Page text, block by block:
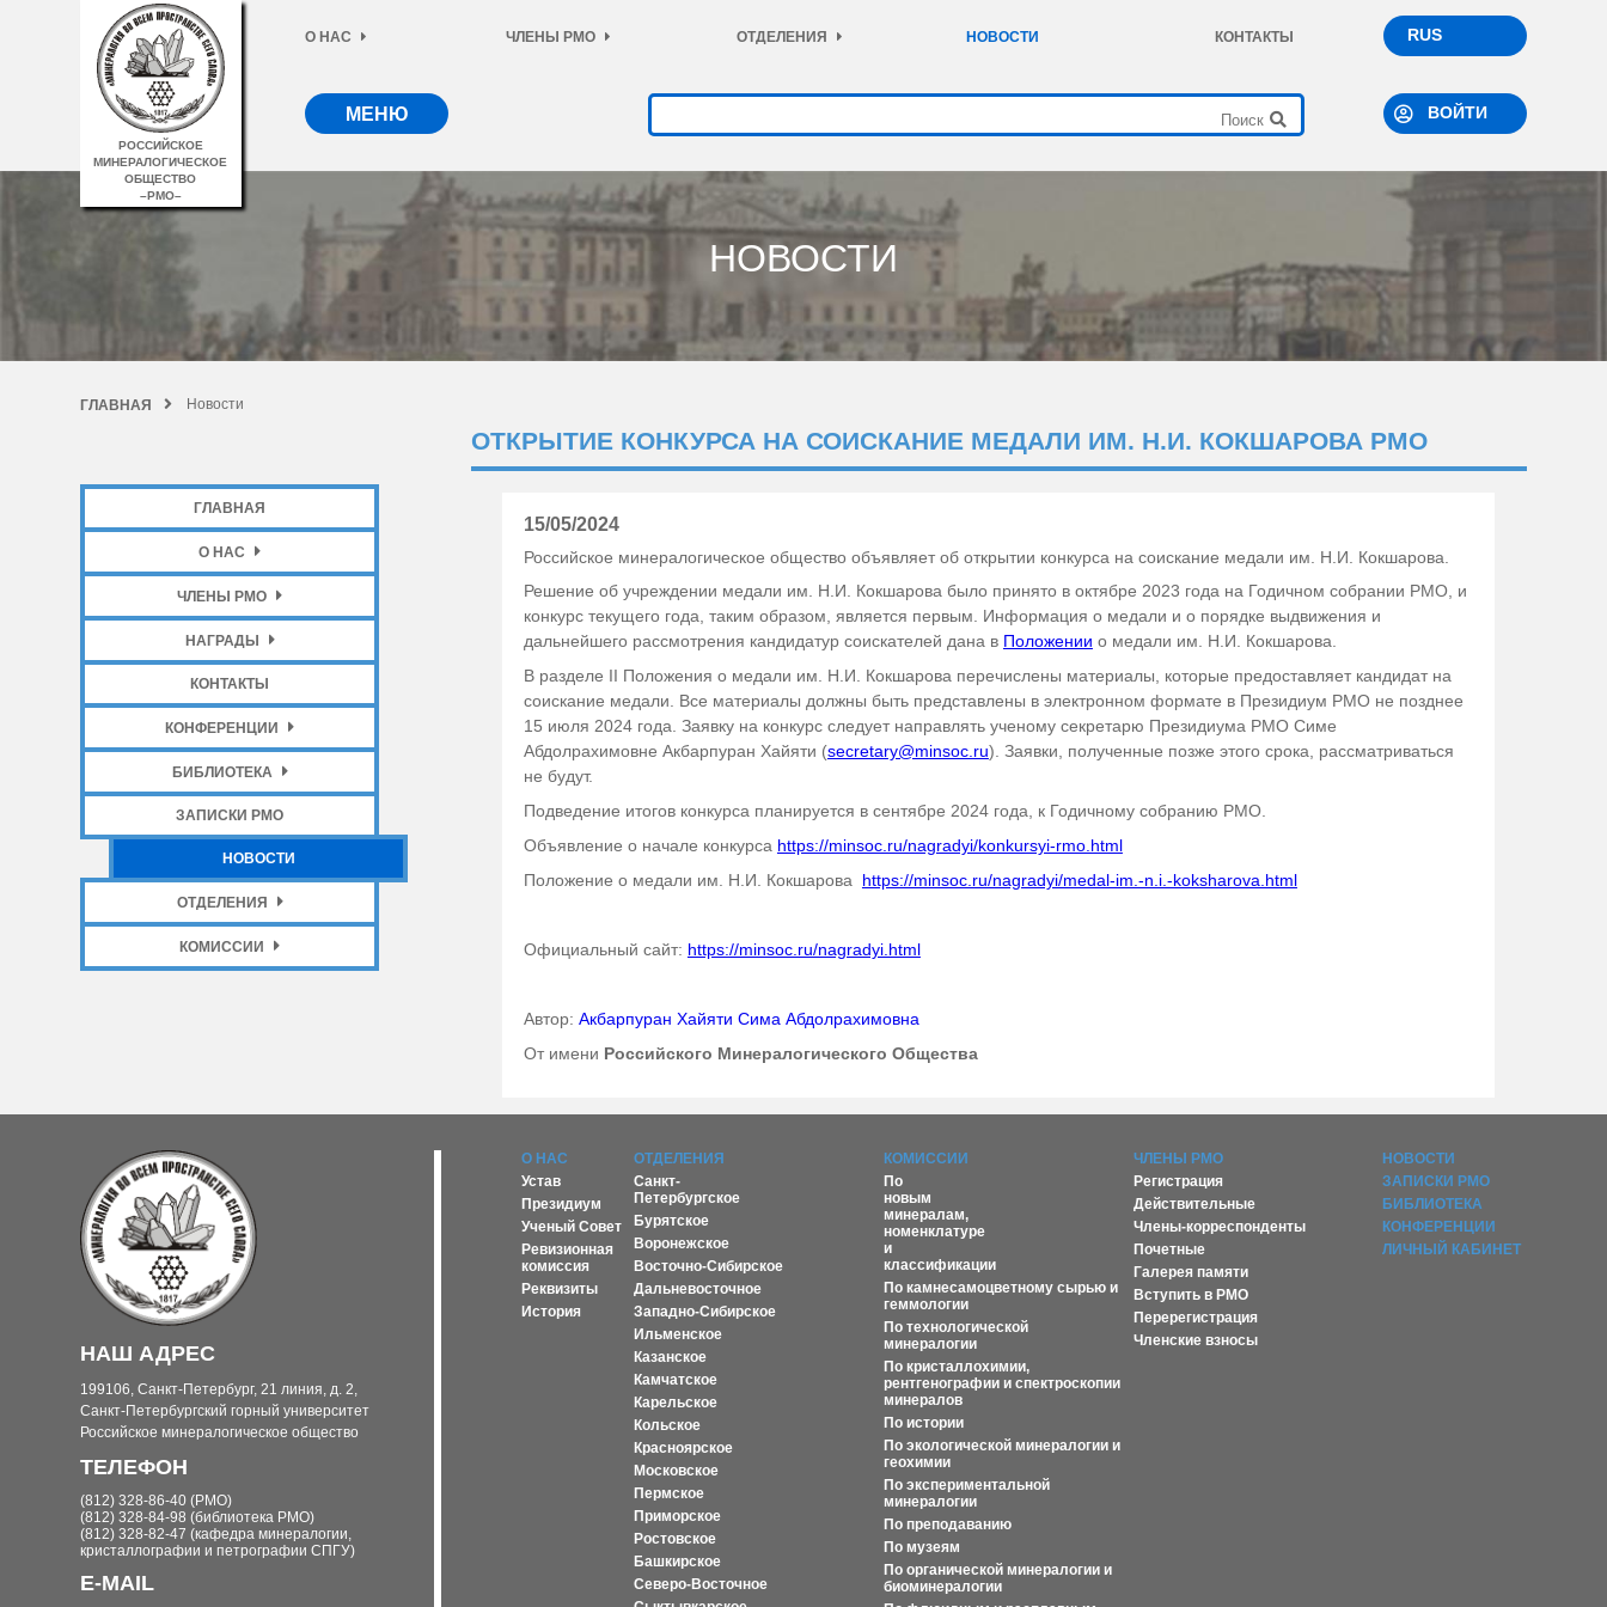
РОССИЙСКОЕ
МИНЕРАЛОГИЧЕСКОЕ
ОБЩЕСТВО
–РМО–
О НАС ЧЛЕНЫ РМО ОТДЕЛЕНИЯ НОВОСТИ КОНТАКТЫ RUS
МЕНЮ ВОЙТИ
НОВОСТИ
ГЛАВНАЯ Новости
ГЛАВНАЯ
О НАС
ЧЛЕНЫ РМО
НАГРАДЫ
КОНТАКТЫ
КОНФЕРЕНЦИИ
БИБЛИОТЕКА
ЗАПИСКИ РМО
НОВОСТИ
ОТДЕЛЕНИЯ
КОМИССИИ
ОТКРЫТИЕ КОНКУРСА НА СОИСКАНИЕ МЕДАЛИ ИМ. Н.И. КОКШАРОВА РМО
15/05/2024
Российское минералогическое общество объявляет об открытии конкурса на соискание медали им. Н.И. Кокшарова.
Решение об учреждении медали им. Н.И. Кокшарова было принято в октябре 2023 года на Годичном собрании РМО, и
конкурс текущего года, таким образом, является первым. Информация о медали и о порядке выдвижения и
дальнейшего рассмотрения кандидатур соискателей дана в Положении о медали им. Н.И. Кокшарова.
В разделе II Положения о медали им. Н.И. Кокшарова перечислены материалы, которые предоставляет кандидат на
соискание медали. Все материалы должны быть представлены в электронном формате в Президиум РМО не позднее
15 июля 2024 года. Заявку на конкурс следует направлять ученому секретарю Президиума РМО Симе
Абдолрахимовне Акбарпуран Хайяти (secretary@minsoc.ru). Заявки, полученные позже этого срока, рассматриваться
не будут.
Подведение итогов конкурса планируется в сентябре 2024 года, к Годичному собранию РМО.
Объявление о начале конкурса https://minsoc.ru/nagradyi/konkursyi-rmo.html
Положение о медали им. Н.И. Кокшарова https://minsoc.ru/nagradyi/medal-im.-n.i.-koksharova.html
Официальный сайт: https://minsoc.ru/nagradyi.html
Автор: Акбарпуран Хайяти Сима Абдолрахимовна
От имени Российского Минералогического Общества
НАШ АДРЕС
199106, Санкт-Петербург, 21 линия, д. 2,
Санкт-Петербургский горный университет
Российское минералогическое общество
ТЕЛЕФОН
(812) 328-86-40 (РМО)
(812) 328-84-98 (библиотека РМО)
(812) 328-82-47 (кафедра минералогии,
кристаллографии и петрографии СПГУ)
E-MAIL
О НАС
Устав
Президиум
Ученый Совет
Ревизионная
комиссия
Реквизиты
История
ОТДЕЛЕНИЯ
Санкт-
Петербургское
Бурятское
Воронежское
Восточно-Сибирское
Дальневосточное
Западно-Сибирское
Ильменское
Казанское
Камчатское
Карельское
Кольское
Красноярское
Московское
Пермское
Приморское
Ростовское
Башкирское
Северо-Восточное
КОМИССИИ
По
новым
минералам,
номенклатуре
и
классификации
По камнесамоцветному сырью и
геммологии
По технологической
минералогии
По кристаллохимии,
рентгенографии и спектроскопии
минералов
По истории
По экологической минералогии и
геохимии
По экспериментальной
минералогии
По преподаванию
По музеям
По органической минералогии и
биоминералогии
ЧЛЕНЫ РМО
Регистрация
Действительные
Члены-корреспонденты
Почетные
Галерея памяти
Вступить в РМО
Перерегистрация
Членские взносы
НОВОСТИ
ЗАПИСКИ РМО
БИБЛИОТЕКА
КОНФЕРЕНЦИИ
ЛИЧНЫЙ КАБИНЕТ